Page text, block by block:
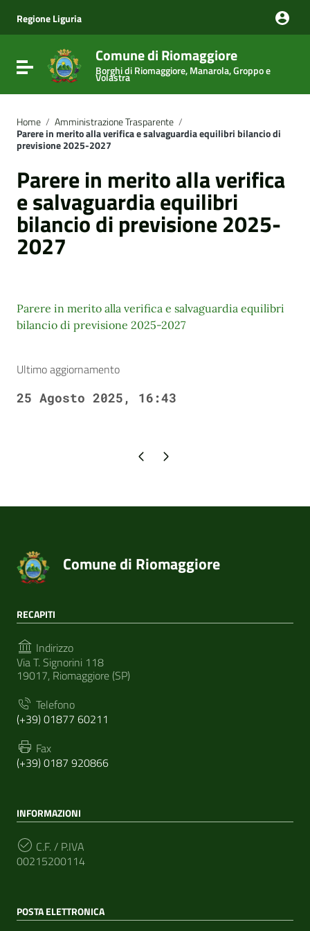
Vai al menu di navigazione
Vai al footer
Regione Liguria
Attiva / disattiva la navigazione
Comune di Riomaggiore
Borghi di Riomaggiore, Manarola, Groppo e
Volastra
Home / Amministrazione Trasparente /
Parere in merito alla verifica e salvaguardia equilibri bilancio di
previsione 2025-2027
Parere in merito alla verifica
e salvaguardia equilibri
bilancio di previsione 2025-
2027
Parere in merito alla verifica e salvaguardia equilibri
bilancio di previsione 2025-2027
Ultimo aggiornamento
25 Agosto 2025, 16:43
Pagina precedente
Pagina successiva
Comune di Riomaggiore
RECAPITI
Indirizzo
Via T. Signorini 118
19017, Riomaggiore (SP)
Telefono
(+39) 01877 60211
Fax
(+39) 0187 920866
INFORMAZIONI
C.F. / P.IVA
00215200114
POSTA ELETTRONICA